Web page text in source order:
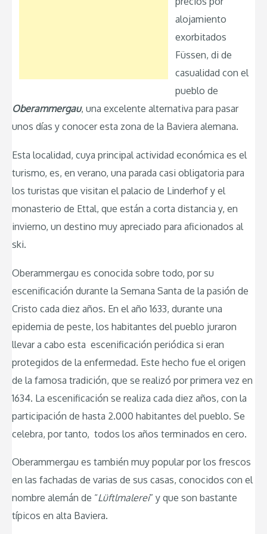
alojamiento
exorbitados
Füssen, di de
casualidad con el
pueblo de
Oberammergau, una excelente alternativa para pasar
unos días y conocer esta zona de la Baviera alemana.
Esta localidad, cuya principal actividad económica es el
turismo, es, en verano, una parada casi obligatoria para
los turistas que visitan el palacio de Linderhof y el
monasterio de Ettal, que están a corta distancia y, en
invierno, un destino muy apreciado para aficionados al
ski.
Oberammergau es conocida sobre todo, por su
escenificación durante la Semana Santa de la pasión de
Cristo cada diez años. En el año 1633, durante una
epidemia de peste, los habitantes del pueblo juraron
llevar a cabo esta escenificación periódica si eran
protegidos de la enfermedad. Este hecho fue el origen
de la famosa tradición, que se realizó por primera vez en
1634. La escenificación se realiza cada diez años, con la
participación de hasta 2.000 habitantes del pueblo. Se
celebra, por tanto, todos los años terminados en cero.
Oberammergau es también muy popular por los frescos
en las fachadas de varias de sus casas, conocidos con el
nombre alemán de “Lüftlmalerei” y que son bastante
típicos en alta Baviera.